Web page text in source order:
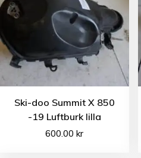
Ski-doo Summit X 850
-19 Luftburk lilla
600.00kr